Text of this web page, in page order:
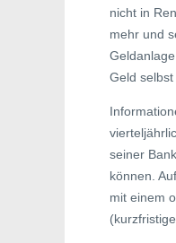
nicht in
mehr und
Geld
seiner
können.
mit einem